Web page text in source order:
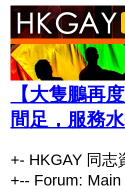
【大隻鵬再
間足，服務
+- HKGAY 同志
+-- Forum: